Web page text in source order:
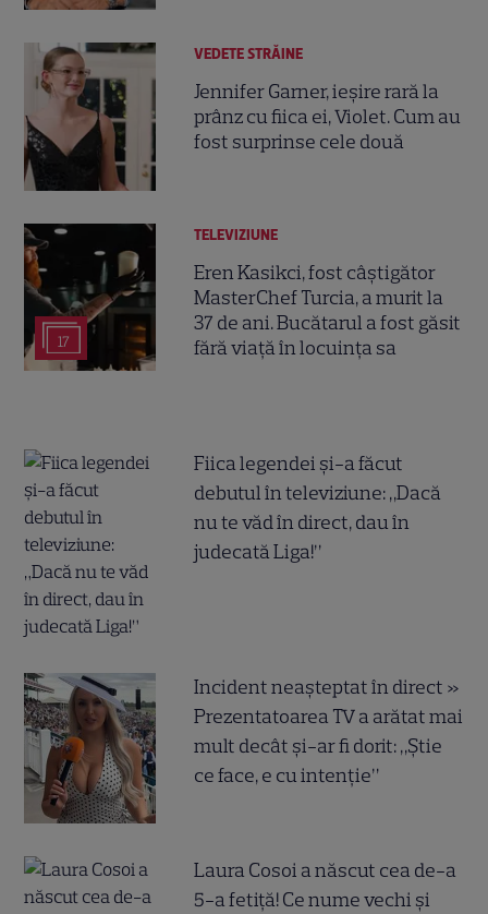
VEDETE STRĂINE
Jennifer Garner, ieșire rară la
prânz cu fiica ei, Violet. Cum au
fost surprinse cele două
17
TELEVIZIUNE
Eren Kasikci, fost câștigător
MasterChef Turcia, a murit la
37 de ani. Bucătarul a fost găsit
fără viață în locuința sa
Fiica legendei și-a făcut
debutul în televiziune: „Dacă
nu te văd în direct, dau în
judecată Liga!”
Incident neașteptat în direct »
Prezentatoarea TV a arătat mai
mult decât și-ar fi dorit: „Știe
ce face, e cu intenție”
Laura Cosoi a născut cea de-a
5-a fetiță! Ce nume vechi și